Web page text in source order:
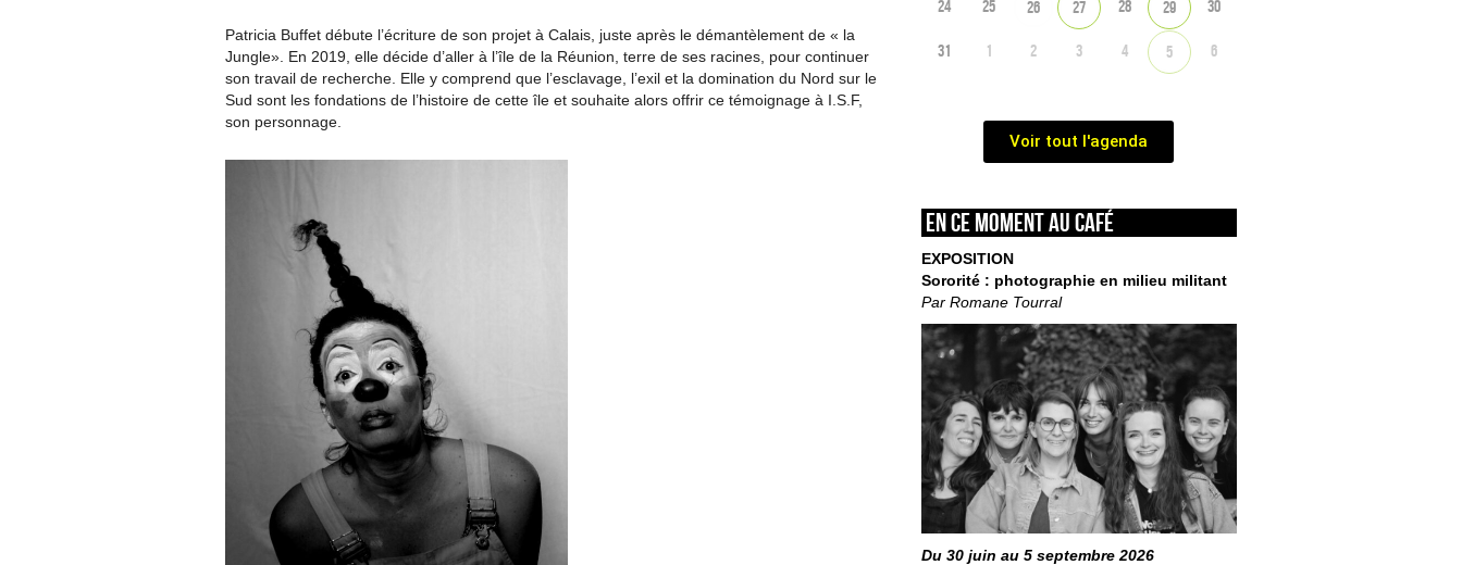
Patricia Buffet débute l’écriture de son projet à Calais, juste après le démantèlement de « la
Jungle». En 2019, elle décide d’aller à l’île de la Réunion, terre de ses racines, pour continuer
son travail de recherche. Elle y comprend que l’esclavage, l’exil et la domination du Nord sur le
Sud sont les fondations de l’histoire de cette île et souhaite alors offrir ce témoignage à I.S.F,
son personnage.
24 25 26 27 28 29 30
31 1 2 3 4 5 6
Voir tout l'agenda
En ce moment au café
EXPOSITION
Sororité : photographie en milieu militant
Par Romane Tourral
Du 30 juin au 5 septembre 2026